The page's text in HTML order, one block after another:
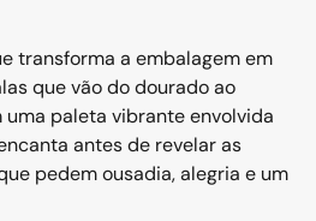
transforma a embalagem em
que vão do dourado ao
paleta vibrante envolvida
antes de revelar as
pedem ousadia, alegria e um